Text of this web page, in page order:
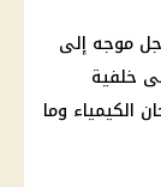
موجه إلى
خلفية
الكيمياء وما